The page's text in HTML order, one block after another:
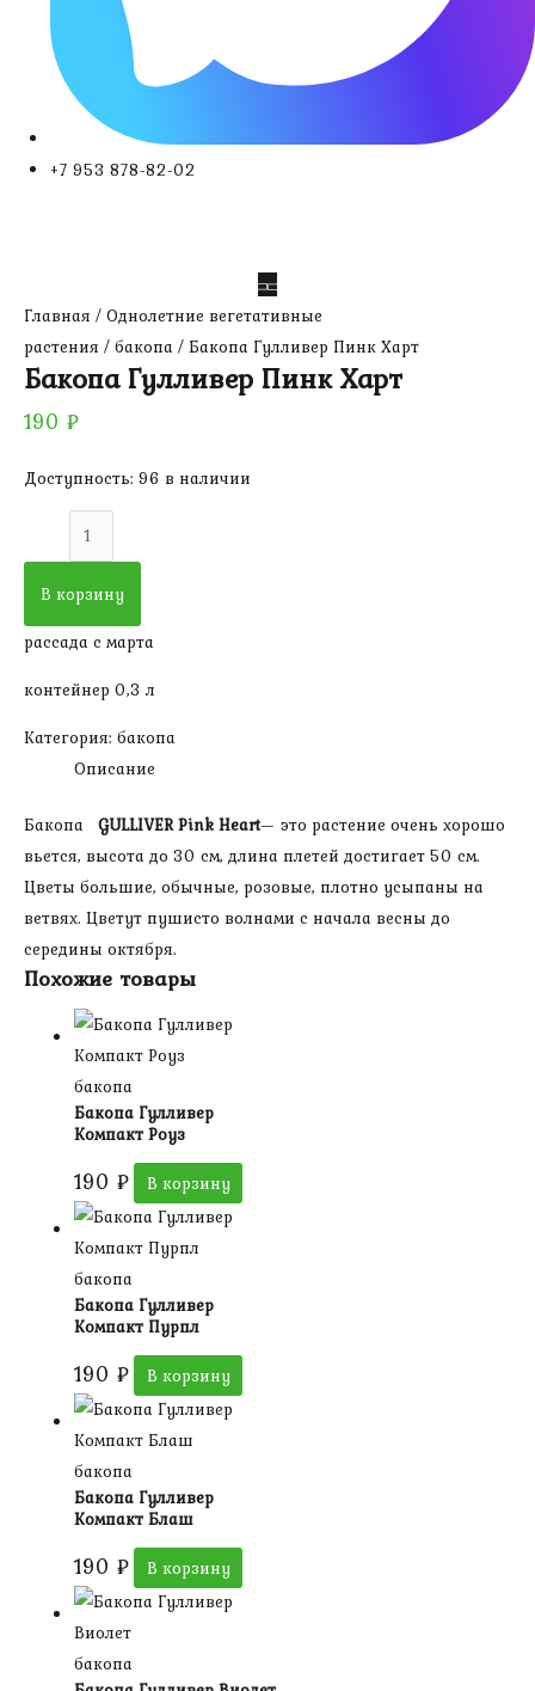
+7 953 878-82-02
Главная / Однолетние вегетативные
растения / бакопа / Бакопа Гулливер Пинк Харт
Бакопа Гулливер Пинк Харт
190 ₽
Доступность: 96 в наличии
Количество
товара
Бакопа
Пинк
В корзину
рассада с марта
контейнер 0,3 л
Категория: бакопа
Описание
Бакопа GULLIVER Pink Heart— это растение очень хорошо
вьется, высота до 30 см, длина плетей достигает 50 см.
Цветы большие, обычные, розовые, плотно усыпаны на
ветвях. Цветут пушисто волнами с начала весны до
середины октября.
Похожие товары
бакопа
Бакопа Гулливер
Компакт Роуз
190 ₽ В корзину
бакопа
Бакопа Гулливер
Компакт Пурпл
190 ₽ В корзину
бакопа
Бакопа Гулливер
Компакт Блаш
190 ₽ В корзину
бакопа